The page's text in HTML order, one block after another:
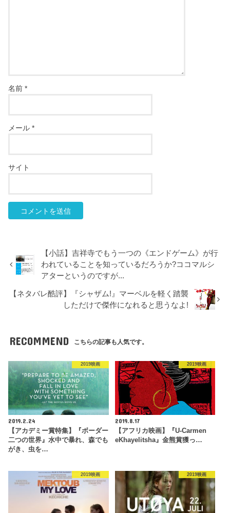
名前*
メール*
サイト
【小話】吉祥寺でもう一つの《エンドゲーム》が行
われていることを知っているだろうか?ココマルシ
アターというのですが...
【ネタバレ酷評】『シャザム!』マーベルを軽く踏襲
しただけで傑作になれると思うなよ!
RECOMMEND こちらの記事も人気です。
2019映画
2019.2.24
【アカデミー賞特集】『ボーダー
二つの世界』水中で暴れ、森でも
がき、虫を…
2019映画
2019.8.17
【アフリカ映画】『U-Carmen
eKhayelitsha』金熊賞獲っ…
2019映画 2019映画